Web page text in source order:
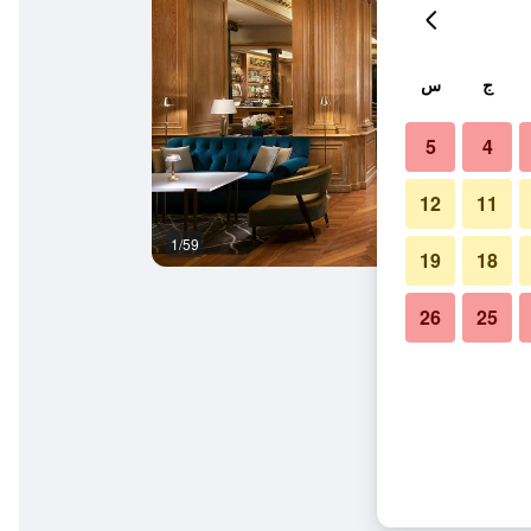
1/59
ج س
4
5
11
12
18
19
25
26